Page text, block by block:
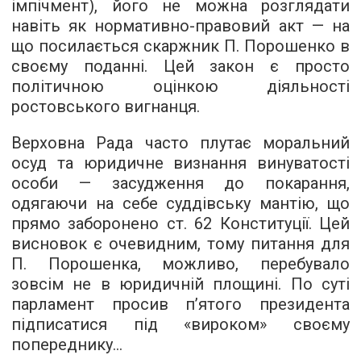
імпічмент), його не можна розглядати
навіть як нормативно-правовий акт — на
що посилається скаржник П. Порошенко в
своєму поданні. Цей закон є просто
політичною оцінкою діяльності
ростовського вигнанця.
Верховна Рада часто плутає моральний
осуд та юридичне визнання винуватості
особи — засудження до покарання,
одягаючи на себе суддівську мантію, що
прямо заборонено ст. 62 Конституції. Цей
висновок є очевидним, тому питання для
П. Порошенка, можливо, перебувало
зовсім не в юридичній площині. По суті
парламент просив п’ятого президента
підписатися під «вироком» своєму
попереднику...